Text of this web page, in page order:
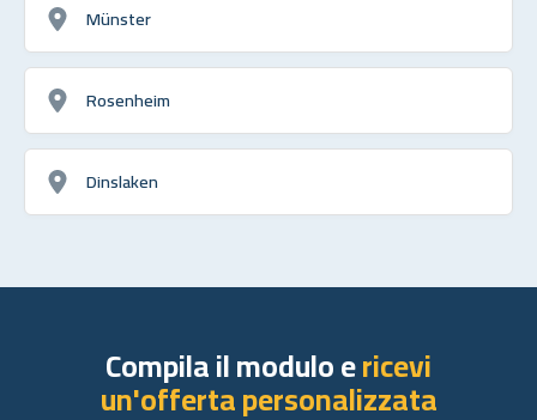
Münster
Rosenheim
Dinslaken
Compila il modulo ericevi
un'offerta personalizzata